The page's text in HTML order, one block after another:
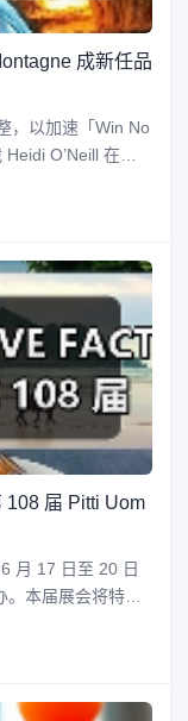
成新任品
，以加速「Win No
O’Neill 在公
内担任顾问。她
运动、市场营销
108 届 Pitti Uom
月 17 日至 20 日
本届展会将特别
官方于本周正式
(PAF) 将